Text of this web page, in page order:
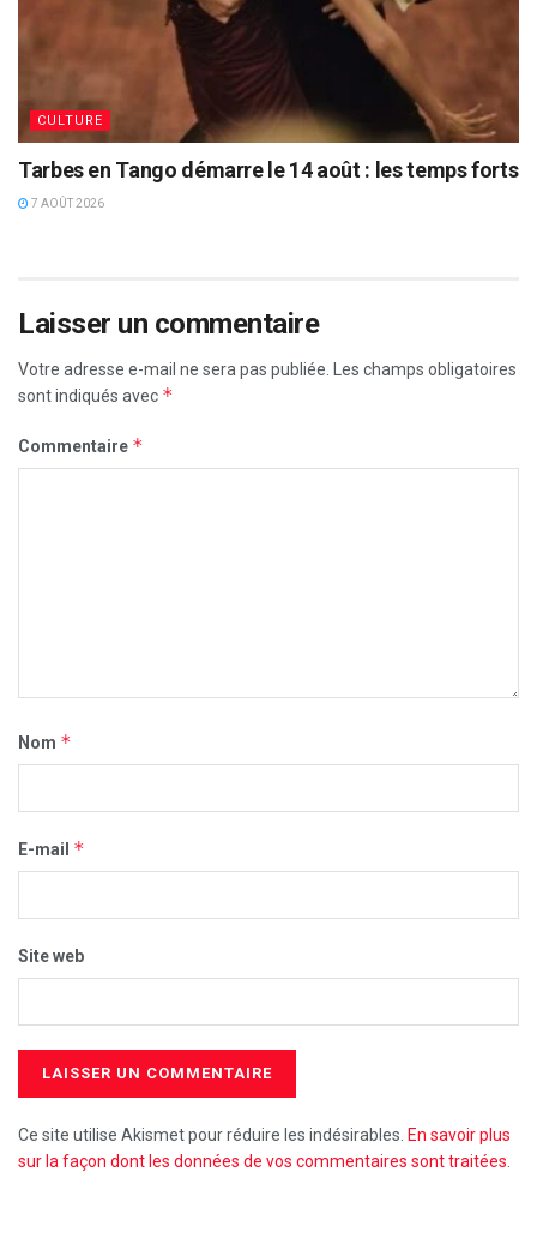
CULTURE
Tarbes en Tango démarre le 14 août : les temps forts
7 AOÛT 2026
Laisser un commentaire
Votre adresse e-mail ne sera pas publiée. Les champs obligatoires
sont indiqués avec *
Commentaire *
Nom *
E-mail *
Site web
Ce site utilise Akismet pour réduire les indésirables. En savoir plus
sur la façon dont les données de vos commentaires sont traitées